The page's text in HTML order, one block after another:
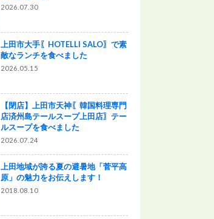
2026.07.30
上田市大手〖HOTELLI SALO〗で素
敵なランチを食べました
2026.05.15
【閉店】上田市天神〖韓国料理専門
店済州島テールスープ上田店〗テー
ルスープを食べました
2026.07.24
上田地域が誇る夏の避暑地「菅平高
原」の魅力をお伝えします！
2018.08.10